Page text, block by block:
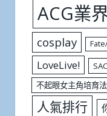
ACG業
cosplay
LoveLive!
不起眼女主角培育法
人氣排行